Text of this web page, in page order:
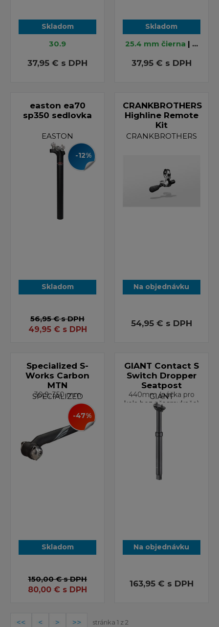
Skladom
30.9
37,95 € s DPH
Skladom
25.4 mm čierna | ...
37,95 € s DPH
easton ea70
sp350 sedlovka
EASTON
-12%
Skladom
56,95 €s DPH
49,95€ s DPH
CRANKBROTHERS
Highline Remote
Kit
CRANKBROTHERS
Na objednávku
54,95 € s DPH
Specialized S-
Works Carbon
MTN
30,9, 350 mm
SPECIALIZED
-47%
Skladom
150,00 €s DPH
80,00 € s DPH
GIANT Contact S
Switch Dropper
Seatpost
440mm (páčka pro
kola bez přesmykače)
GIANT
Na objednávku
163,95 € s DPH
stránka 1 z 2